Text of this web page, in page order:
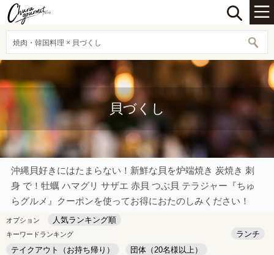
焼肉・韓国料理 × 貝づくし
貝づくし
沖縄貝好きにはたまらない！新鮮な貝を炉端焼き 炭焼き 刺
身 で！牡蠣 ハマグリ サザエ 赤貝 つぶ貝 テラジャー『ちゅ
らグルメ』クーポンを使ってお得におたのしみください！
オプション 人気ランキング順
キーワードランキング
ランチ
テイクアウト（お持ち帰り）
団体（20名様以上）